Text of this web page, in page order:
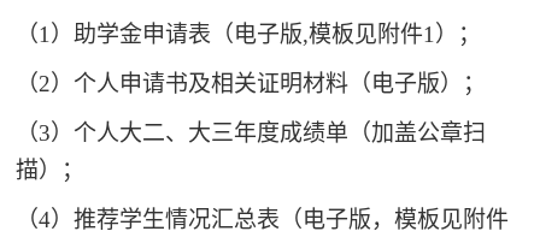
（1）助学金申请表（电子版,模板见附件1 ）；
（2）个人申请书及相关证明材料（电子版）；
（3）个人大二、大三年度成绩单（加盖公章扫
描）；
（4）推荐学生情况汇总表（电子版，模板见附件